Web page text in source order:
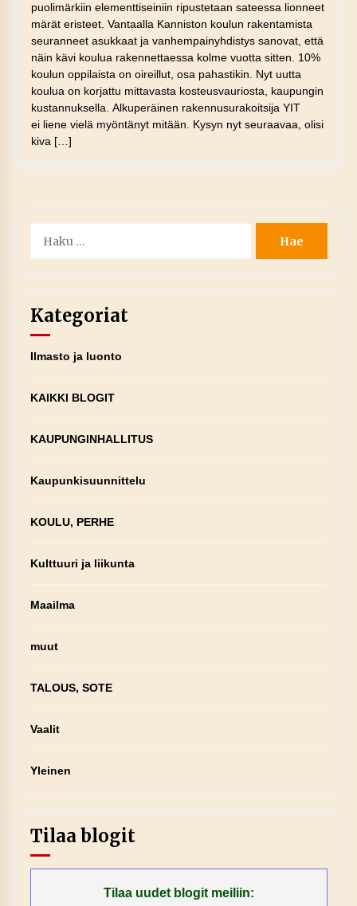
puolimärkiin elementtiseiniin ripustetaan sateessa lionneet
märät eristeet. Vantaalla Kanniston koulun rakentamista
seuranneet asukkaat ja vanhempainyhdistys sanovat, että
näin kävi koulua rakennettaessa kolme vuotta sitten. 10%
koulun oppilaista on oireillut, osa pahastikin. Nyt uutta
koulua on korjattu mittavasta kosteusvauriosta, kaupungin
kustannuksella. Alkuperäinen rakennusurakoitsija YIT
ei liene vielä myöntänyt mitään. Kysyn nyt seuraavaa, olisi
kiva […]
Kategoriat
Ilmasto ja luonto
KAIKKI BLOGIT
KAUPUNGINHALLITUS
Kaupunkisuunnittelu
KOULU, PERHE
Kulttuuri ja liikunta
Maailma
muut
TALOUS, SOTE
Vaalit
Yleinen
Tilaa blogit
Tilaa uudet blogit meiliin: